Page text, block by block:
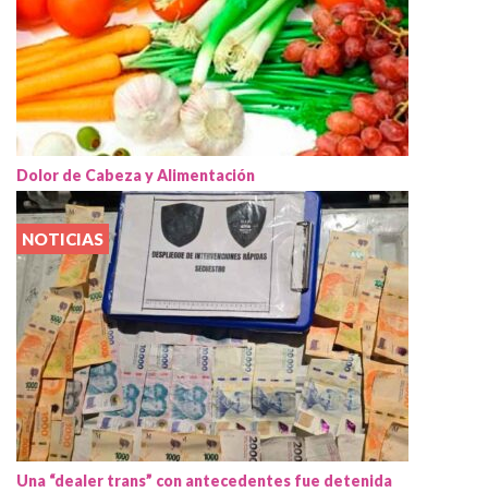
Dolor de Cabeza y Alimentación
NOTICIAS
Una “dealer trans” con antecedentes fue detenida